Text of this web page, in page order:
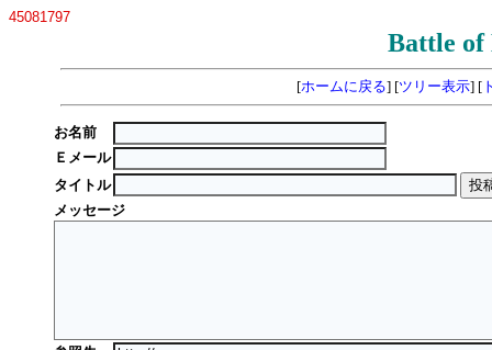
45081797
Battle
[ホームに戻る] [ツリー表示] [
お名前
Ｅメール
タイトル
メッセージ